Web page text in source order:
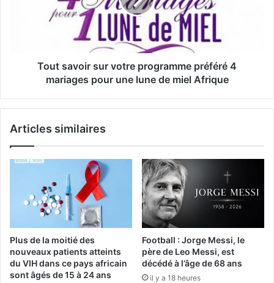
Tout savoir sur votre programme préféré 4
mariages pour une lune de miel Afrique
Articles similaires
Plus de la moitié des
nouveaux patients atteints
du VIH dans ce pays africain
sont âgés de 15 à 24 ans
Football : Jorge Messi, le
père de Leo Messi, est
décédé à l’âge de 68 ans
il y a 18 heures